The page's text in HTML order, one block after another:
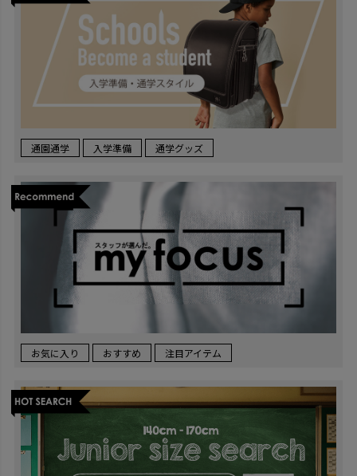
通園通学 入学準備 通学グッズ
お気に入り おすすめ 注目アイテム